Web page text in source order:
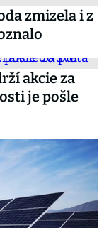
zmizela i z
akcie za
je pošle